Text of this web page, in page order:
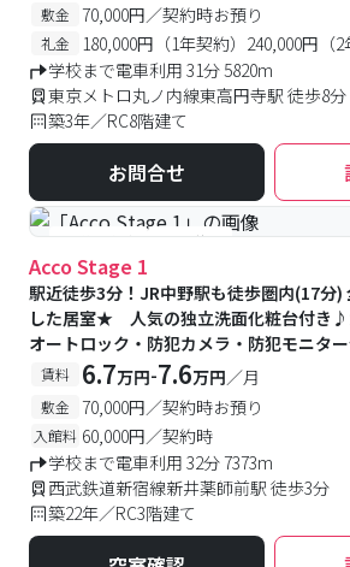
敷金 70,000円／契約時お預り
礼金
180,000円（1年契約）240,000円（
学校まで電車利用 31分 5820m
東京メトロ丸ノ内線東高円寺駅 徒歩8分
築3年／RC8階建て
お問合せ
#予約受付中 #空室待ち
Acco Stage 1
駅近徒歩3分！JR中野駅も徒歩圏内(17分)
した居室★ 人気の独立洗面化粧台付き♪
オートロック・防犯カメラ・防犯モニタ
賃料 6.7万円-7.6万円／月
敷金 70,000円／契約時お預り
入館料 60,000円／契約時
学校まで電車利用 32分 7373m
西武鉄道新宿線新井薬師前駅 徒歩3分
築22年／RC3階建て